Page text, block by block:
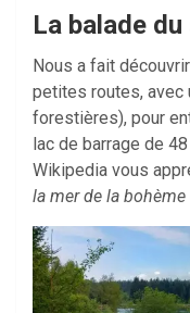
La balade
Nous a fait
petites routes, avec
forestières), pour
lac de barrage de
Wikipedia vous
la mer de la